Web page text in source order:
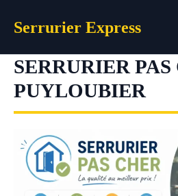
Serrurier Express
SERRURIER
PUYLOUBIER